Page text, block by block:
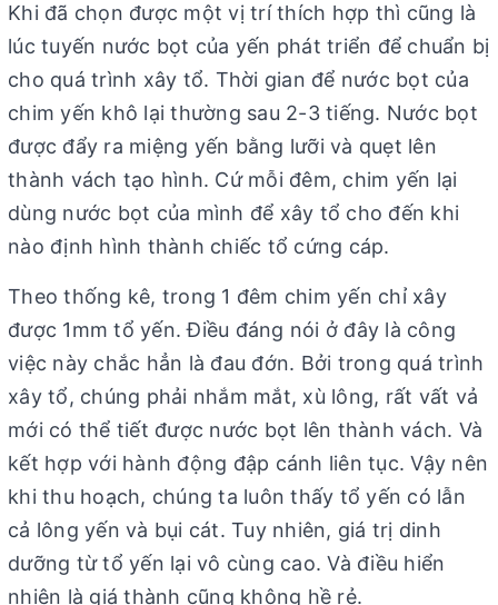
Khi đã chọn được một vị trí thích hợp thì cũng là
lúc tuyến nước bọt của yến phát triển để chuẩn bị
cho quá trình xây tổ. Thời gian để nước bọt của
chim yến khô lại thường sau 2-3 tiếng. Nước bọt
được đẩy ra miệng yến bằng lưỡi và quẹt lên
thành vách tạo hình. Cứ mỗi đêm, chim yến lại
dùng nước bọt của mình để xây tổ cho đến khi
nào định hình thành chiếc tổ cứng cáp.
Theo thống kê, trong 1 đêm chim yến chỉ xây
được 1mm tổ yến. Điều đáng nói ở đây là công
việc này chắc hẳn là đau đớn. Bởi trong quá trình
xây tổ, chúng phải nhắm mắt, xù lông, rất vất vả
mới có thể tiết được nước bọt lên thành vách. Và
kết hợp với hành động đập cánh liên tục. Vậy nên
khi thu hoạch, chúng ta luôn thấy tổ yến có lẫn
cả lông yến và bụi cát. Tuy nhiên, giá trị dinh
dưỡng từ tổ yến lại vô cùng cao. Và điều hiển
nhiên là giá thành cũng không hề rẻ.